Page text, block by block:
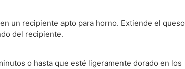
un recipiente apto para horno. Extiende el queso
del recipiente.
o hasta que esté ligeramente dorado en los